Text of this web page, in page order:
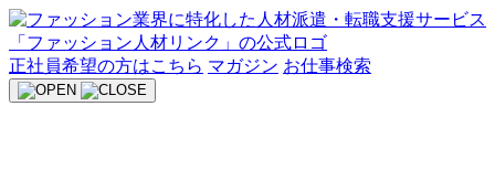
Skip
to
content
正社員希望の方はこちら マガジン お仕事検索